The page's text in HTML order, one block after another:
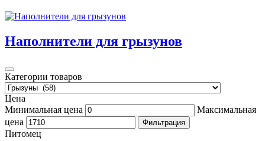
Наполнители для грызунов
Категории товаров
Цена
Минимальная цена
Максимальная
цена
Фильтрация
Питомец